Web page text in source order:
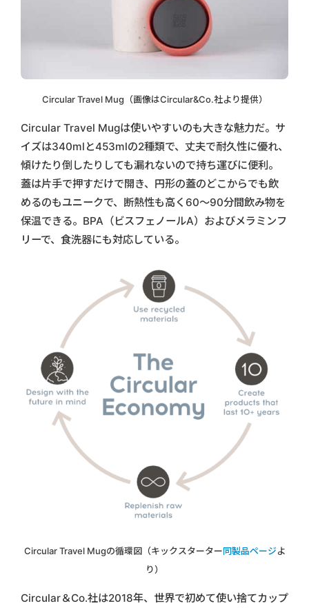
Circular Travel Mug（画像はCircular&Co.社より提供）
Circular Travel Mugは使いやすいのも大きな魅力だ。サ
イズは340mlと453mlの2種類で、丈夫で耐久性に優れ、
傾けたり倒したりしても漏れないので持ち運びに便利。
蓋は片手で押すだけで開き、円形の蓋のどこからでも飲
めるのもユニークで、断熱性も高く60〜90分間飲み物を
保温できる。BPA（ビスフェノールA）およびメラミンフ
リーで、食洗器にも対応している。
Circular Travel Mugの循環図（キックスターター同製品ページよ
り）
Circular＆Co.社は2018年、世界で初めて使い捨てカップ